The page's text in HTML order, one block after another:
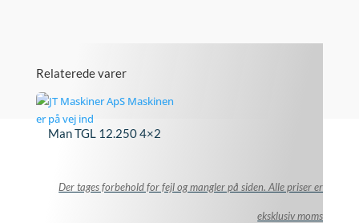
Relaterede varer
Man TGL 12.250 4×2
Der tages forbehold for fejl og mangler på siden. Alle priser er
eksklusiv moms